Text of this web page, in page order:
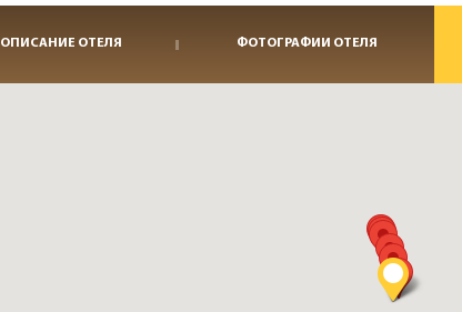
ОПИСАНИЕ ОТЕЛЯ ФОТОГРАФИИ ОТЕЛЯ